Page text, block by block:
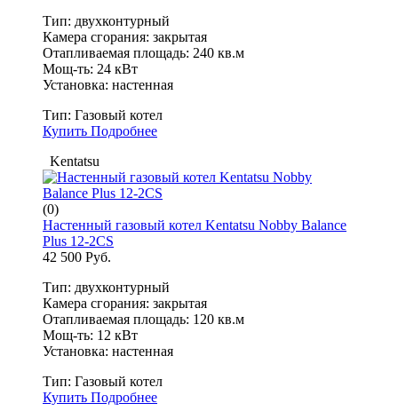
Тип: двухконтурный
Камера сгорания: закрытая
Отапливаемая площадь: 240 кв.м
Мощ-ть: 24 кВт
Установка: настенная
Тип: Газовый котел
Купить Подробнее
Kentatsu
(0)
Настенный газовый котел Kentatsu Nobby Balance
Plus 12-2CS
42 500 Руб.
Тип: двухконтурный
Камера сгорания: закрытая
Отапливаемая площадь: 120 кв.м
Мощ-ть: 12 кВт
Установка: настенная
Тип: Газовый котел
Купить Подробнее